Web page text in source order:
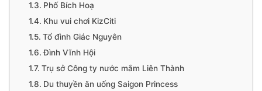
Phố Bích Hoạ
Khu vui chơi KizCiti
Tổ đình Giác Nguyên
Đình Vĩnh Hội
Trụ sở Công ty nước mắm Liên Thành
Du thuyền ăn uống Saigon Princess